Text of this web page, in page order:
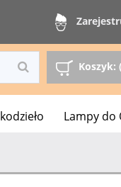
Koszyk:
Lampy do